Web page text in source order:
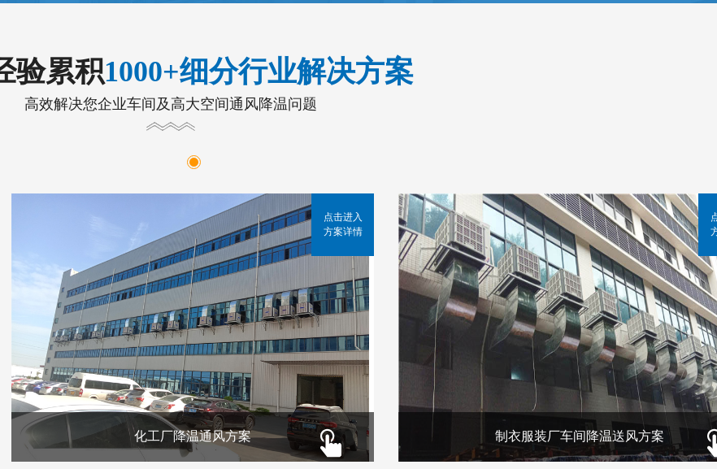
验累积1000+细分行业解决方案
高效解决您企业车间及高大空间通风降温问题
化工厂降温通风方案
点击进入
方案详情
制衣服装厂车间降温送风方案